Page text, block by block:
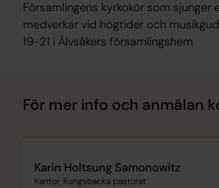
Församlingens kyrkokör som
medverkar vid högtider och
19-21 i Älvsåkers församlingshem
För mer info och anmälan
Karin Holtsung Samonowitz
Kantor, Kungsbacka pastorat